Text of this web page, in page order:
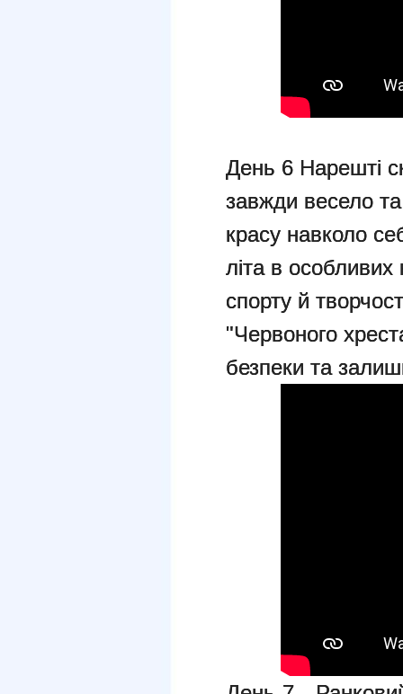
День 6 Нарешті
завжди весело
красу навколо
літа в
спорту й
"Червоного
безпеки та